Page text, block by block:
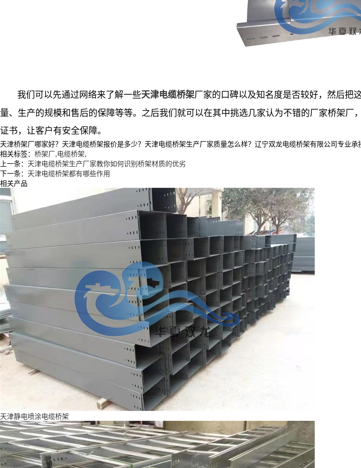
我们可以先通过网络来了解一些天津电缆桥架厂家的口碑以及知名度是否较好，然后把
量、生产的规模和售后的保障等等。之后我们就可以在其中挑选几家认为不错的厂家桥架
证书，让客户有安全保障。
天津桥架厂哪家好？天津电缆桥架报价是多少？天津电缆桥架生产厂家质量怎么样？辽宁双龙电缆桥架有限公司专业
相关标签： 桥架厂,电缆桥架,
上一条： 天津电缆桥架生产厂家教你如何识别桥架材质的优劣
下一条： 天津电缆桥架都有哪些作用
相关产品
天津静电喷涂电缆桥架